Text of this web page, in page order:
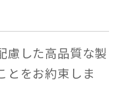
慮した高品質な製
とをお約束しま